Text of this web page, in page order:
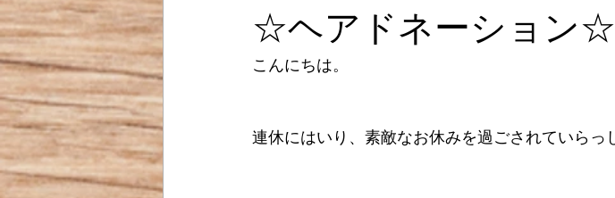
☆ヘアドネーション☆
こんにちは。
連休にはいり、素敵なお休みを過ごされていらっ